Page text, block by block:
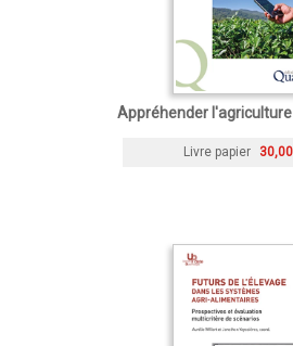
Appréhender
Livre papier